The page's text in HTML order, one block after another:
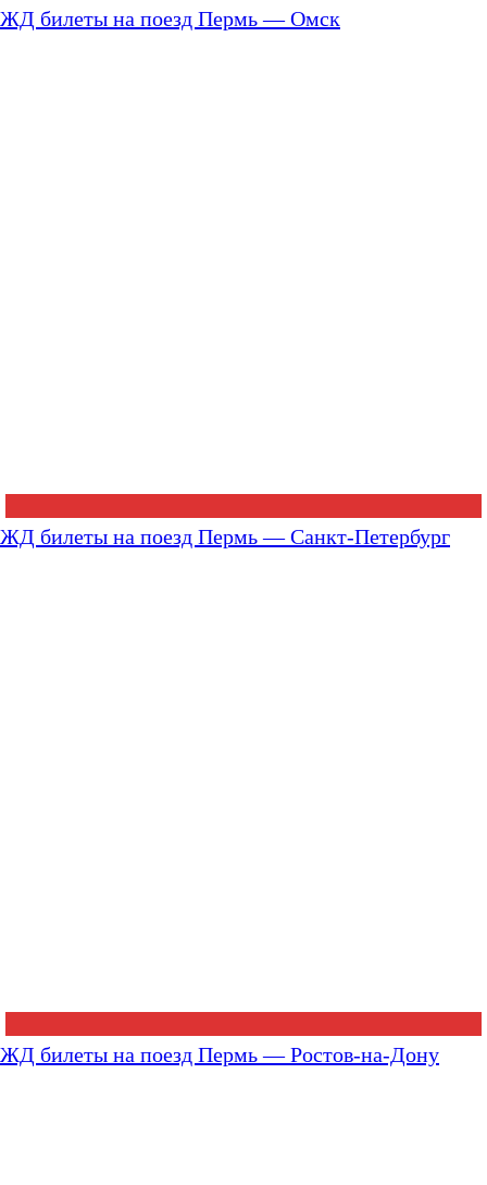
ЖД билеты на поезд Пермь — Омск
ЖД билеты на поезд Пермь — Санкт-Петербург
ЖД билеты на поезд Пермь — Ростов-на-Дону